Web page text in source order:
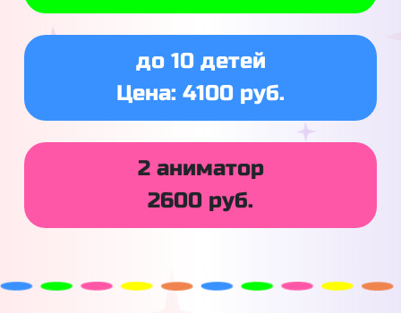
до 10 детей
Цена: 4100 руб.
2 аниматор
2600 руб.